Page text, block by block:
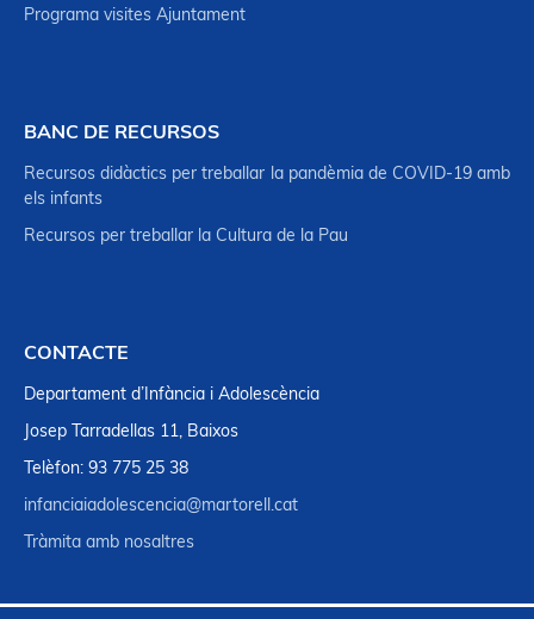
Programa visites Ajuntament
BANC DE RECURSOS
Recursos didàctics per treballar la pandèmia de COVID-19 amb
els infants
Recursos per treballar la Cultura de la Pau
CONTACTE
Departament d’Infància i Adolescència
Josep Tarradellas 11, Baixos
Telèfon: 93 775 25 38
infanciaiadolescencia@martorell.cat
Tràmita amb nosaltres